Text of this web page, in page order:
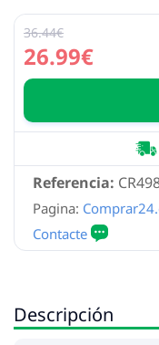
26.99€
36.44€
Referencia:
Pagina:
Descripción